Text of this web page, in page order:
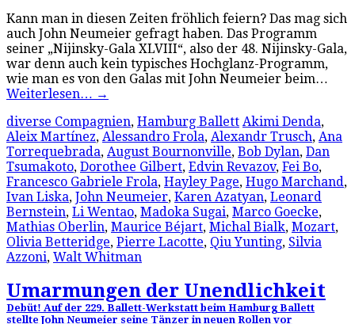
Kann man in diesen Zeiten fröhlich feiern? Das mag sich
auch John Neumeier gefragt haben. Das Programm
seiner „Nijinsky-Gala XLVIII“, also der 48. Nijinsky-Gala,
war denn auch kein typisches Hochglanz-Programm,
wie man es von den Galas mit John Neumeier beim…
Weiterlesen… →
diverse Compagnien, Hamburg Ballett Akimi Denda,
Aleix Martínez, Alessandro Frola, Alexandr Trusch, Ana
Torrequebrada, August Bournonville, Bob Dylan, Dan
Tsumakoto, Dorothee Gilbert, Edvin Revazov, Fei Bo,
Francesco Gabriele Frola, Hayley Page, Hugo Marchand,
Ivan Liska, John Neumeier, Karen Azatyan, Leonard
Bernstein, Li Wentao, Madoka Sugai, Marco Goecke,
Mathias Oberlin, Maurice Béjart, Michal Bialk, Mozart,
Olivia Betteridge, Pierre Lacotte, Qiu Yunting, Silvia
Azzoni, Walt Whitman
Umarmungen der Unendlichkeit
Debüt! Auf der 229. Ballett-Werkstatt beim Hamburg Ballett
stellte John Neumeier seine Tänzer in neuen Rollen vor